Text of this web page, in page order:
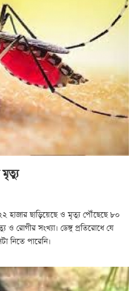
মৃত্যু
হাজার ছাড়িয়েছে ও মৃত্যু পৌঁছেছে ৮০
রোগীর সংখ্যা। ডেঙ্গু প্রতিরোধে যে
নিতে পারেনি।